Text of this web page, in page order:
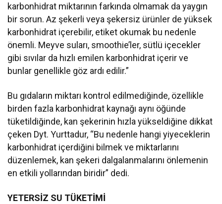
karbonhidrat miktarının farkında olmamak da yaygın
bir sorun. Az şekerli veya şekersiz ürünler de yüksek
karbonhidrat içerebilir, etiket okumak bu nedenle
önemli. Meyve suları, smoothie’ler, sütlü içecekler
gibi sıvılar da hızlı emilen karbonhidrat içerir ve
bunlar genellikle göz ardı edilir.”
Bu gıdaların miktarı kontrol edilmediğinde, özellikle
birden fazla karbonhidrat kaynağı aynı öğünde
tüketildiğinde, kan şekerinin hızla yükseldiğine dikkat
çeken Dyt. Yurttadur, “Bu nedenle hangi yiyeceklerin
karbonhidrat içerdiğini bilmek ve miktarlarını
düzenlemek, kan şekeri dalgalanmalarını önlemenin
en etkili yollarından biridir” dedi.
YETERSİZ SU TÜKETİMİ